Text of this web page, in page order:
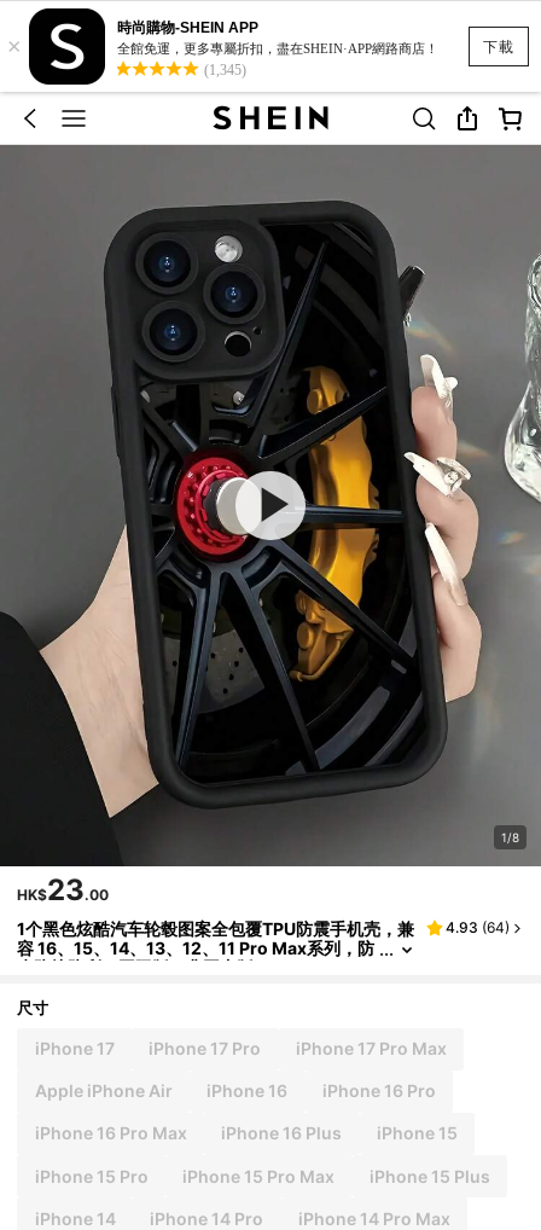
下載
×
時尚購物-SHEIN APP
全館免運，更多專屬折扣，盡在SHEIN·APP網路商店！
(1,345)
1/8
HK$23.00
1个黑色炫酷汽车轮毂图案全包覆TPU防震手机壳，兼
容 16、15、14、13、12、11 Pro Max系列，防
水防摔防刮，国际版，非国内版
4.93 (64)
尺寸
iPhone 17 iPhone 17 Pro iPhone 17 Pro Max
Apple iPhone Air iPhone 16 iPhone 16 Pro
iPhone 16 Pro Max iPhone 16 Plus iPhone 15
iPhone 15 Pro iPhone 15 Pro Max iPhone 15 Plus
iPhone 14 iPhone 14 Pro iPhone 14 Pro Max